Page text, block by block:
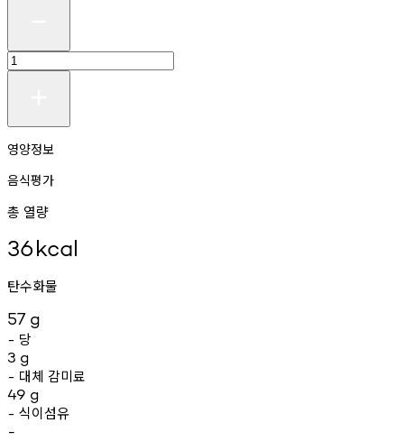
영양정보
음식평가
총 열량
36kcal
탄수화물
57 g
- 당
3 g
- 대체 감미료
49 g
- 식이섬유
-